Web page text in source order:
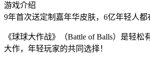
游戏介绍
9年首次送定制嘉年华皮肤，6亿年轻人都
《球球大作战》（Battle of Balls）是轻
大作，年轻玩家的共同选择！